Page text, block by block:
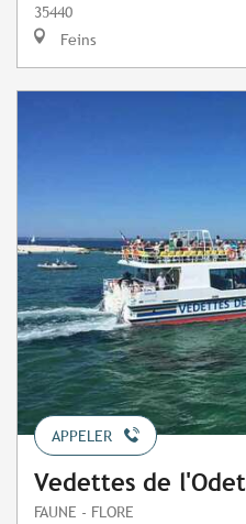
35440
Feins
APPELER
Vedettes de l'Odet
FAUNE - FLORE